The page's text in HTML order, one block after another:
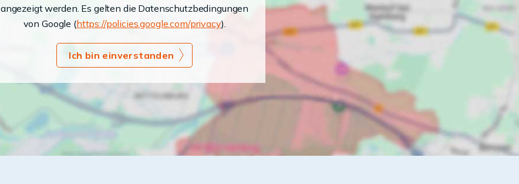
angezeigt werden. Es gelten die Datenschutzbedingungen
von Google (https://policies.google.com/privacy).
Ich bin einverstanden